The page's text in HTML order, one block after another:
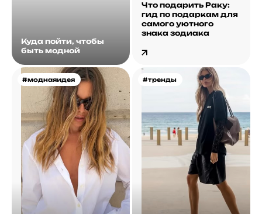
Куда пойти, чтобы
быть модной
Что подарить Раку:
гид по подаркам для
самого уютного
знака зодиака
#моднаяидея #тренды